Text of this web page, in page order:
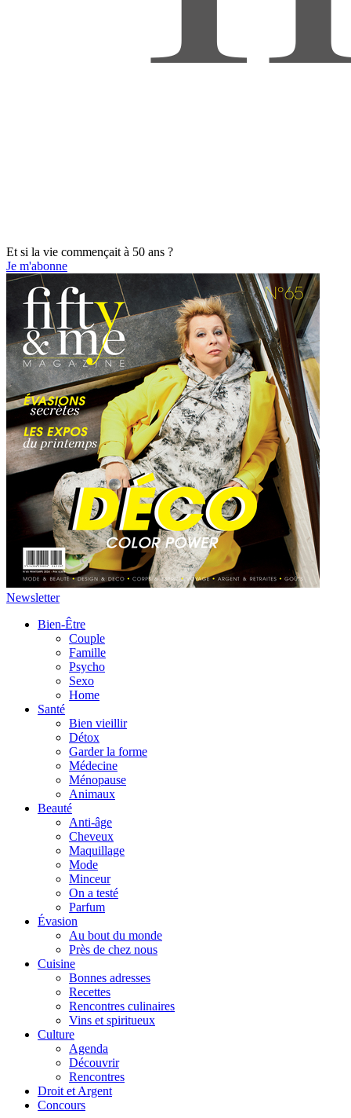
Et si la vie commençait à 50 ans ?
Je m'abonne
Newsletter
Bien-Être
Couple
Famille
Psycho
Sexo
Home
Santé
Bien vieillir
Détox
Garder la forme
Médecine
Ménopause
Animaux
Beauté
Anti-âge
Cheveux
Maquillage
Mode
Minceur
On a testé
Parfum
Évasion
Au bout du monde
Près de chez nous
Cuisine
Bonnes adresses
Recettes
Rencontres culinaires
Vins et spiritueux
Culture
Agenda
Découvrir
Rencontres
Droit et Argent
Concours